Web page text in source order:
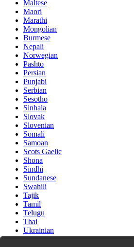
Maltese
Maori
Marathi
Mongolian
Burmese
Nepali
Norwegian
Pashto
Persian
Punjabi
Serbian
Sesotho
Sinhala
Slovak
Slovenian
Somali
Samoan
Scots Gaelic
Shona
Sindhi
Sundanese
Swahili
Tajik
Tamil
Telugu
Thai
Ukrainian
Urdu